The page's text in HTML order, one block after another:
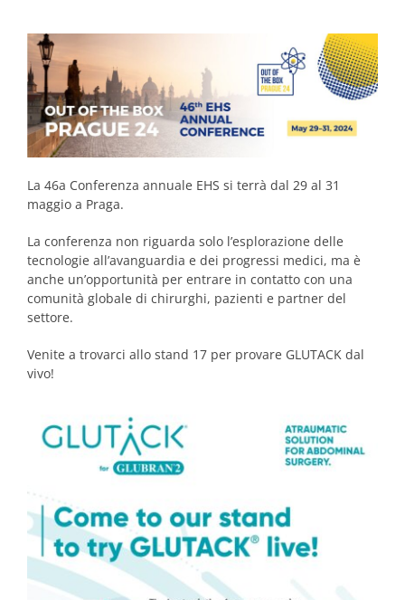
La 46a Conferenza annuale EHS si terrà dal 29 al 31
maggio a Praga.
La conferenza non riguarda solo l’esplorazione delle
tecnologie all’avanguardia e dei progressi medici, ma è
anche un’opportunità per entrare in contatto con una
comunità globale di chirurghi, pazienti e partner del
settore.
Venite a trovarci allo stand 17 per provare GLUTACK dal
vivo!